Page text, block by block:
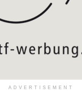
ADVERTISEMENT